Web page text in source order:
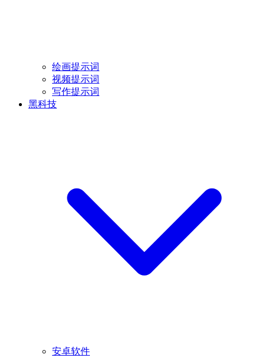
绘画提示词
视频提示词
写作提示词
黑科技
安卓软件